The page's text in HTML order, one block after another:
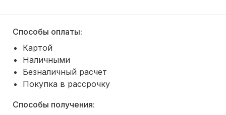
Способы оплаты:
Картой
Наличными
Безналичный расчет
Покупка в рассрочку
Способы получения: